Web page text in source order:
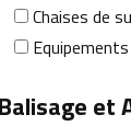
Chaises de
Balisage et